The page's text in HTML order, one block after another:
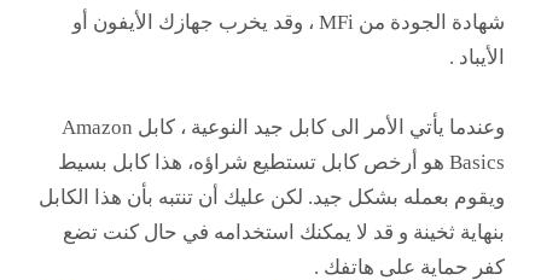
شهادة الجودة من MFi ، وقد يخرب جهازك الأيفون أو
الأيباد .
وعندما يأتي الأمر الى كابل جيد النوعية ، كابل Amazon
Basics هو أرخص كابل تستطيع شراؤه، هذا كابل بسيط
ويقوم بعمله بشكل جيد. لكن عليك أن تنتبه بأن هذا الكابل
بنهاية ثخينة و قد لا يمكنك استخدامه في حال كنت تضع
كفر حماية على هاتفك .